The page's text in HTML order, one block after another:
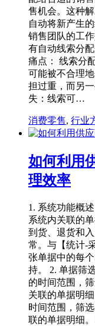
售机会。这种
自动将新产生
销售团队的工
有自动线索分
痛点： 线索分
可能被不合理
担过重，而另
失：线索可…
消费零售, 行业
如何利用
理效率
1. 系统功能概
系统内关联的
到货、退货和
常。与【统计-
张单据中的每
持。 2. 单据筛
的时间范围，
关联的单据明
时间范围，筛
联的单据明细